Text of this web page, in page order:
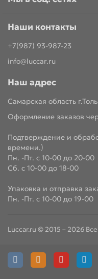
Наши контакты
+7(987) 93-987-23
info@luccar.ru
Наш адрес
Самарская область
Оформление заказов
Подтверждение и
времени.)
Пн. -Пт. с 10-00 до 20-00
Сб. с 10-00 до 18-00
Упаковка и отправка
Пн. -Пт. с 10-00 до 19-00
Luccar.ru © 2015 – 2026